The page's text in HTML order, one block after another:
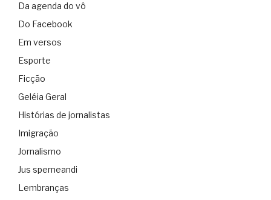
Da agenda do vô
Do Facebook
Em versos
Esporte
Ficção
Geléia Geral
Histórias de jornalistas
Imigração
Jornalismo
Jus sperneandi
Lembranças